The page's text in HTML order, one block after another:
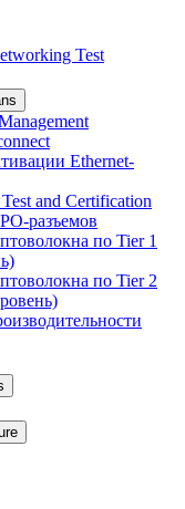
Test
Ethernet-
and Certification
разъемов
по Tier 1
по Tier 2